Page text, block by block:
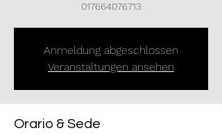
017664076713
Anmeldung abgeschlossen
Veranstaltungen ansehen
Orario & Sede